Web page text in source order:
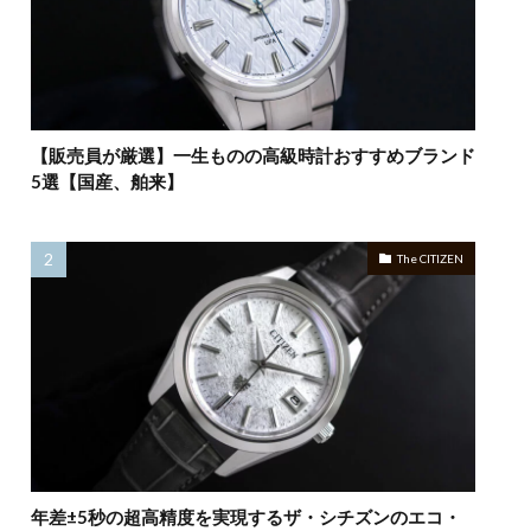
【販売員が厳選】一生ものの高級時計おすすめブランド
5選【国産、舶来】
The CITIZEN
年差±5秒の超高精度を実現するザ・シチズンのエコ・